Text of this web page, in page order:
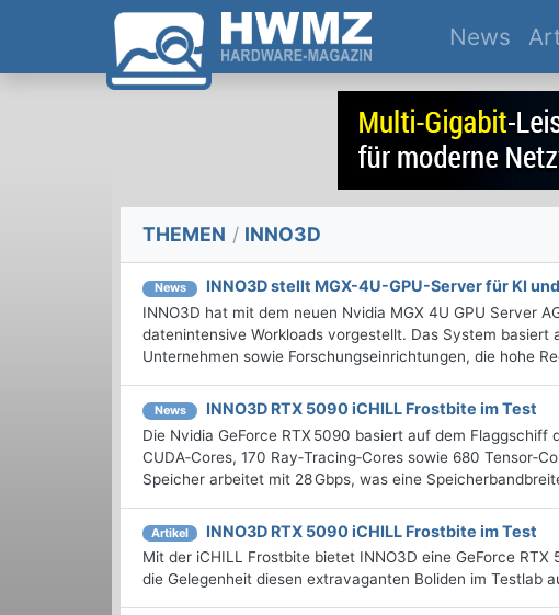
News
THEMEN / INNO3D
News INNO3D stellt MGX-4U-GPU-Server für KI
INNO3D hat mit dem neuen Nvidia MGX 4U GPU Server
datenintensive Workloads vorgestellt. Das System
Unternehmen sowie Forschungseinrichtungen, die hohe
News INNO3D RTX 5090 iCHILL Frostbite im Test
Die Nvidia GeForce RTX 5090 basiert auf dem
CUDA‑Cores, 170 Ray‑Tracing‑Cores sowie 680
Speicher arbeitet mit 28 Gbps, was eine
Artikel INNO3D RTX 5090 iCHILL Frostbite im Test
Mit der iCHILL Frostbite bietet INNO3D eine GeForce
die Gelegenheit diesen extravaganten Boliden im Testlab